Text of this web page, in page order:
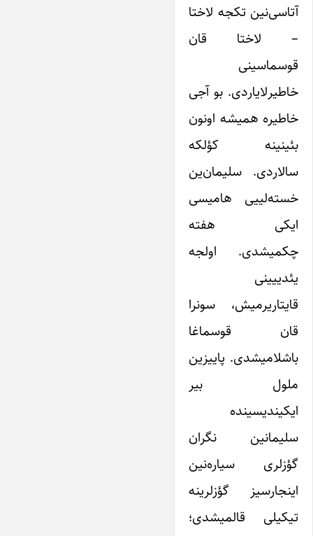
آتاسی‌نین تکجه لاختا
– لاختا قان
قوسماسینی
خاطیرلایاردی. بو آجی
خاطیره همیشه اونون
بئینینه کؤلکه
سالاردی. سلیمان‌ین
خسته‌لییی هامیسی
ایکی هفته
چکمیشدی. اولجه
یئدییینی
قایتاریرمیش، سونرا
قان قوسماغا
باشلامیشدی. پاییزین
ملول بیر
ایکیندیسینده
سلیمانین نگران
گؤزلری سیاره‌نین
اینجارسیز گؤزلرینه
تیکیلی قالمیشدی؛